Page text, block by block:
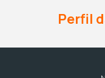
Perfil